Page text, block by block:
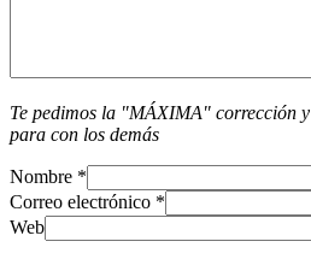
Te pedimos la "MÁXIMA" corrección y
para con los demás
Nombre *
Correo electrónico *
Web